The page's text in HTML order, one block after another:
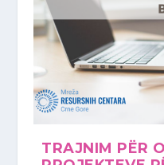
TRAJNIM PËR